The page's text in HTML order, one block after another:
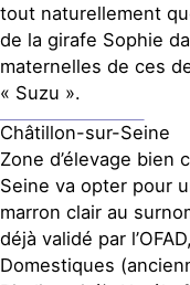
tout naturellement
de la girafe Sophie
maternelles de ces
« Suzu ».
Châtillon-sur-Seine
Zone d’élevage bien
Seine va opter pour
marron clair au
déjà validé par
Domestiques